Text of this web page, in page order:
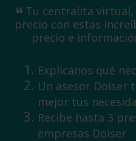
Tu centralita virtual,
precio con estas
precio e
Explicanos qué
Un asesor Doiser
mejor tus
Recibe hasta 3
empresas Doiser